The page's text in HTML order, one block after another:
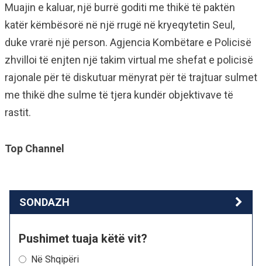
Muajin e kaluar, një burrë goditi me thikë të paktën
katër këmbësorë në një rrugë në kryeqytetin Seul,
duke vrarë një person. Agjencia Kombëtare e Policisë
zhvilloi të enjten një takim virtual me shefat e policisë
rajonale për të diskutuar mënyrat për të trajtuar sulmet
me thikë dhe sulme të tjera kundër objektivave të
rastit.
Top Channel
SONDAZH
Pushimet tuaja këtë vit?
Në Shqipëri